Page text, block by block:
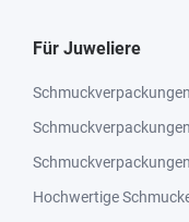
Für Juweliere
Schmuckverpackungen
Hochwertige